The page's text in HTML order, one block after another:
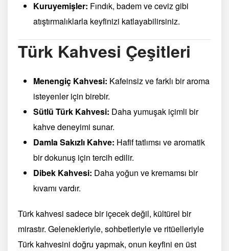
Kuruyemişler: Fındık, badem ve ceviz gibi
atıştırmalıklarla keyfinizi katlayabilirsiniz.
Türk Kahvesi Çeşitleri
Menengiç Kahvesi: Kafeinsiz ve farklı bir aroma
isteyenler için birebir.
Sütlü Türk Kahvesi: Daha yumuşak içimli bir
kahve deneyimi sunar.
Damla Sakızlı Kahve: Hafif tatlımsı ve aromatik
bir dokunuş için tercih edilir.
Dibek Kahvesi: Daha yoğun ve kremamsı bir
kıvamı vardır.
Türk kahvesi sadece bir içecek değil, kültürel bir
mirastır. Gelenekleriyle, sohbetleriyle ve ritüelleriyle
Türk kahvesini doğru yapmak, onun keyfini en üst